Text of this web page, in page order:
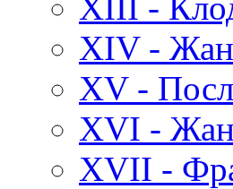
XIV - Жан
XV -
XVI -
XVII -